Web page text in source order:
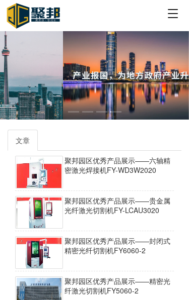
T
g
g
l
e
n
a
v
i
g
文章
聚邦园区优秀产品展示——六轴精
密激光焊接机FY-WD3W2020
聚邦园区优秀产品展示——贵金属
光纤激光切割机FY-LCAU3020
聚邦园区优秀产品展示——封闭式
精密光纤切割机FY6060-2
聚邦园区优秀产品展示——精密光
纤激光切割机FY5060-2